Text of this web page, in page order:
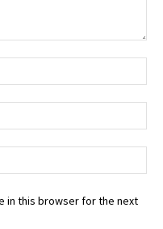
in this browser for the next